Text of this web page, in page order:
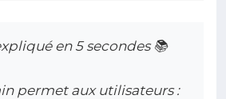
en 5 secondes 📚
permet aux utilisateurs :